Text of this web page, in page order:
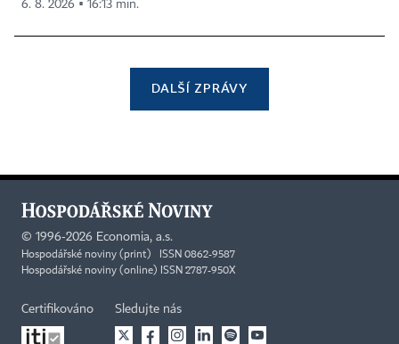
6. 8. 2026 ▪ 16:13 min.
DALŠÍ ZPRÁVY
© 1996-2026 Economia, a.s.
Hospodářské noviny (print) ISSN 0862-9587
Hospodářské noviny (online) ISSN 2787-950X
Certifikováno Sledujte nás